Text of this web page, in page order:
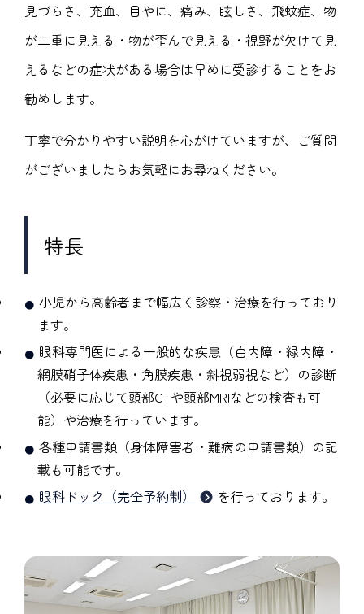
見づらさ、充血、目やに、痛み、眩しさ、飛蚊症、物
が二重に見える・物が歪んで見える・視野が欠けて見
えるなどの症状がある場合は早めに受診することをお
勧めします。
丁寧で分かりやすい説明を心がけていますが、ご質問
がございましたらお気軽にお尋ねください。
特長
小児から高齢者まで幅広く診察・治療を行っており
ます。
眼科専門医による一般的な疾患（白内障・緑内障・
網膜硝子体疾患・角膜疾患・斜視弱視など）の診断
（必要に応じて頭部CTや頭部MRIなどの検査も可
能）や治療を行っています。
各種申請書類（身体障害者・難病の申請書類）の記
載も可能です。
眼科ドック（完全予約制）
を行っております。